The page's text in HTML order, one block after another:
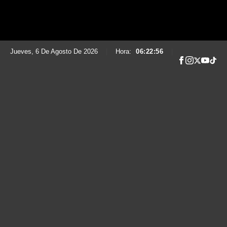
Jueves, 6 De Agosto De 2026 Hora: 06:22:57